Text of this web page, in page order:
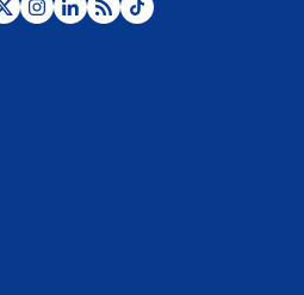
de Abelardo de la Espriella